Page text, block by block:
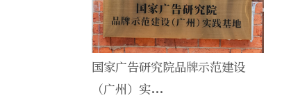
国家广告研究院品牌示范建设
（广州）实...